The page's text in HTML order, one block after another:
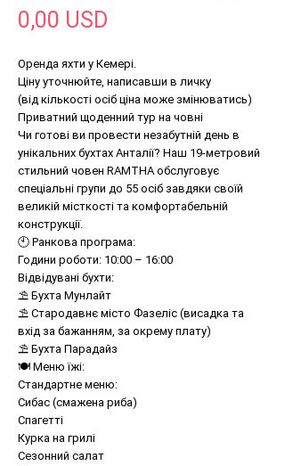
0,00 USD
Оренда яхти у Кемері.
Ціну уточнюйте, написавши в личку
(від кількості осіб ціна може змінюватись)
Приватний щоденний тур на човні
Чи готові ви провести незабутній день в
унікальних бухтах Анталії? Наш 19-метровий
стильний човен RAMTHA обслуговує
спеціальні групи до 55 осіб завдяки своїй
великій місткості та комфортабельній
конструкції.
🕙 Ранкова програма:
Години роботи: 10:00 – 16:00
Відвідувані бухти:
⛱ Бухта Мунлайт
⛱ Стародавнє місто Фазеліс (висадка та
вхід за бажанням, за окрему плату)
⛱ Бухта Парадайз
🍽 Меню їжі:
Стандартне меню:
Сибас (смажена риба)
Спагетті
Курка на грилі
Сезонний салат